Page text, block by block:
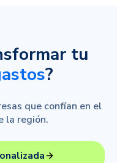
tu
?
que confían en el
la región.